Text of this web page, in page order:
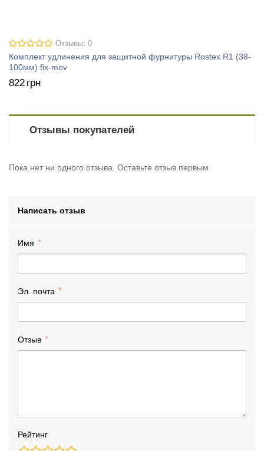
Отзывы: 0
Комплект удлинения для защитной фурнитуры Rostex R1 (38-
100мм) fix-mov
822 грн
Отзывы покупателей
Пока нет ни одного отзыва. Оставьте отзыв первым
Написать отзыв
Имя
Эл. почта
Отзыв
Рейтинг